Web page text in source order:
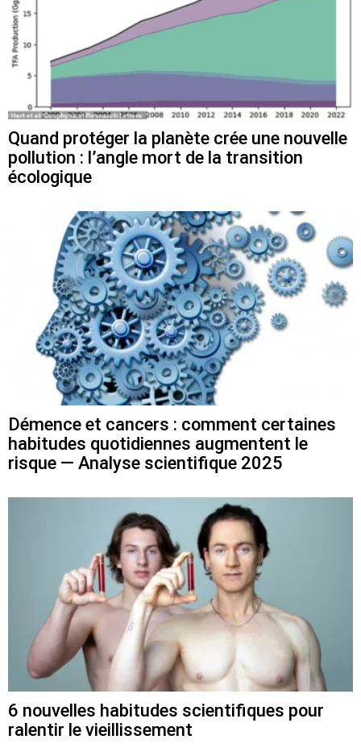
Quand protéger la planète crée une nouvelle
pollution : l’angle mort de la transition
écologique
Démence et cancers : comment certaines
habitudes quotidiennes augmentent le
risque — Analyse scientifique 2025
6 nouvelles habitudes scientifiques pour
ralentir le vieillissement